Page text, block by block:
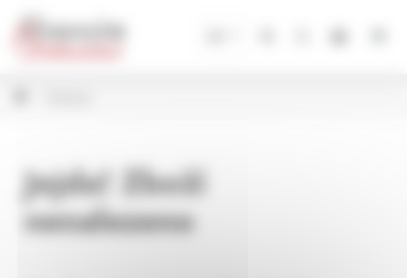
Jejda! Zboží
nenalezeno
Panel pro správu cookies